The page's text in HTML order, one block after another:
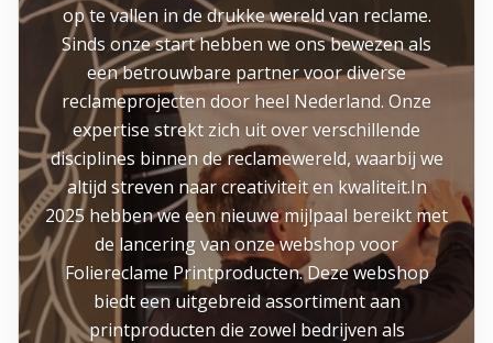
op te vallen in de drukke wereld van reclame.
Sinds onze start hebben we ons bewezen als
een betrouwbare partner voor diverse
reclameprojecten door heel Nederland. Onze
expertise strekt zich uit over verschillende
disciplines binnen de reclamewereld, waarbij we
altijd streven naar creativiteit en kwaliteit.In
2025 hebben we een nieuwe mijlpaal bereikt met
de lancering van onze webshop voor
Foliereclame Printproducten. Deze webshop
biedt een uitgebreid assortiment aan
printproducten die zowel bedrijven als